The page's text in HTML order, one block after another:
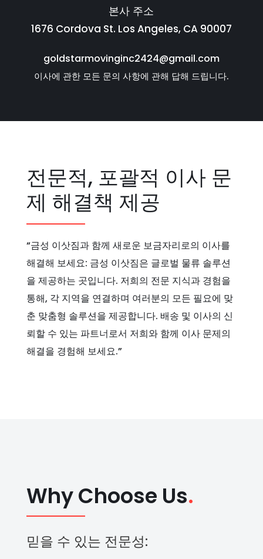
본사 주소
1676 Cordova St. Los Angeles, CA 90007
goldstarmovinginc2424@gmail.com
이사에 관한 모든 문의 사항에 관해 답해 드립니다.
전문적, 포괄적 이사 문
제 해결책 제공
“금성 이삿짐과 함께 새로운 보금자리로의 이사를
해결해 보세요: 금성 이삿짐은 글로벌 물류 솔루션
을 제공하는 곳입니다. 저희의 전문 지식과 경험을
통해, 각 지역을 연결하며 여러분의 모든 필요에 맞
춘 맞춤형 솔루션을 제공합니다. 배송 및 이사의 신
뢰할 수 있는 파트너로서 저희와 함께 이사 문제의
해결을 경험해 보세요.”
Why Choose Us.
믿을 수 있는 전문성: